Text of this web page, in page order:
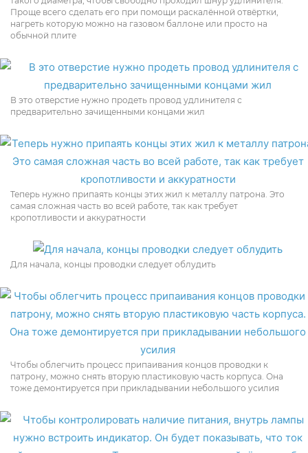
Проще всего сделать его при помощи раскалённой отвёртки,
нагреть которую можно на газовом баллоне или просто на
обычной плите
В это отверстие нужно продеть провод удлинителя с
предварительно зачищенными концами жил
Теперь нужно припаять концы этих жил к металлу патрона. Это
самая сложная часть во всей работе, так как требует
кропотливости и аккуратности
Для начала, концы проводки следует облудить
Чтобы облегчить процесс припаивания концов проводки к
патрону, можно снять вторую пластиковую часть корпуса. Она
тоже демонтируется при прикладывании небольшого усилия